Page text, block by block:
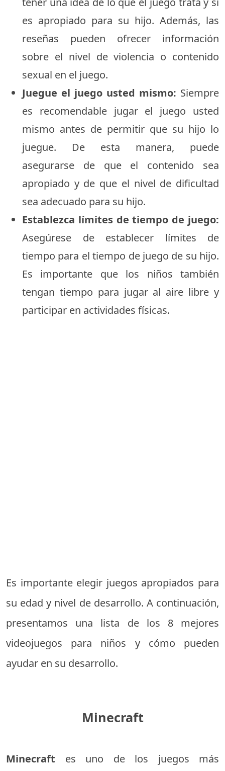
es apropiado para su hijo. Además, las
reseñas pueden ofrecer información
sobre el nivel de violencia o contenido
sexual en el juego.
Juegue el juego usted mismo: Siempre
es recomendable jugar el juego usted
mismo antes de permitir que su hijo lo
juegue. De esta manera, puede
asegurarse de que el contenido sea
apropiado y de que el nivel de dificultad
sea adecuado para su hijo.
Establezca límites de tiempo de juego:
Asegúrese de establecer límites de
tiempo para el tiempo de juego de su hijo.
Es importante que los niños también
tengan tiempo para jugar al aire libre y
participar en actividades físicas.
Es importante elegir juegos apropiados para
su edad y nivel de desarrollo. A continuación,
presentamos una lista de los 8 mejores
videojuegos para niños y cómo pueden
ayudar en su desarrollo.
Minecraft
Minecraft es uno de los juegos más